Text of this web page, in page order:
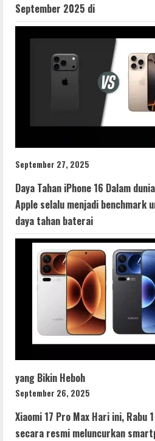
September 2025 di
September 27, 2025
Daya Tahan iPhone 16 Dalam
Apple selalu menjadi benchmark
daya tahan baterai
yang Bikin Heboh
September 26, 2025
Xiaomi 17 Pro Max Hari ini, Rabu
secara resmi meluncurkan